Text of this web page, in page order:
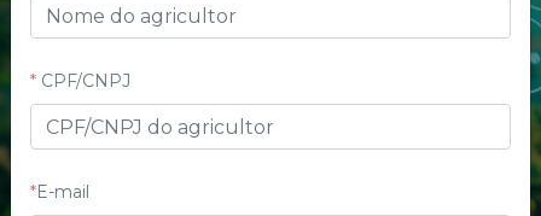
Forgot password?
SIGN IN
ou
* CPF/CNPJ
*E-mail